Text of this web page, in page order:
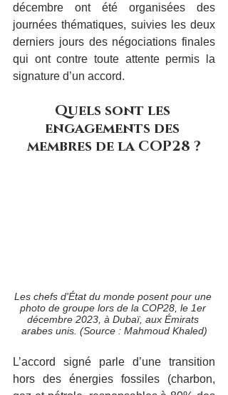
décembre ont été organisées des
journées thématiques, suivies les deux
derniers jours des négociations finales
qui ont contre toute attente permis la
signature d’un accord.
Quels sont les
engagements des
membres de la COP28 ?
Les chefs d'État du monde posent pour une
photo de groupe lors de la COP28, le 1er
décembre 2023, à Dubaï, aux Émirats
arabes unis. (Source : Mahmoud Khaled)
L’accord signé parle d’une transition
hors des énergies fossiles (charbon,